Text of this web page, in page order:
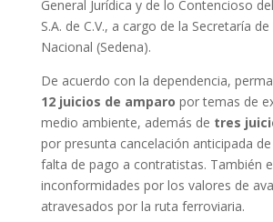
General Jurídica y de lo Contencioso
S.A. de C.V., a cargo de la Secretaría
Nacional (Sedena).
De acuerdo con la dependencia,
12 juicios de amparo por temas de
medio ambiente, además de tres
por presunta cancelación anticipada
falta de pago a contratistas. También
inconformidades por los valores de
atravesados por la ruta ferroviaria.